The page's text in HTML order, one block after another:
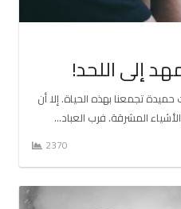
إلى اللحد!
تجمعنا بهذه الحياة. إلا أن
المشرقة. فرب العباد…
2370